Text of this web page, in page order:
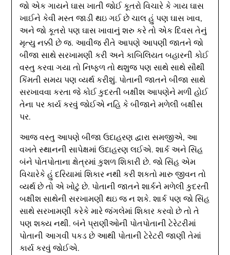
જો એક ગાયને ઘાસ ખાતી જોઈ કૂતરો વિચારે કે ગાય ઘાસ
ખાઈને કેવી મસ્ત જાડી થઇ ગઈ છે ચાલ હું પણ ઘાસ ખાવ,
અને જો કૂતરો પણ ઘાસ ખાવાનું શરુ કરે તો એક દિવસ તેનું
મૃત્યુ નક્કી છે જ. આવીજ રીતે આપણે આપણી જાતને જો
બીજા સાથે સરખામણી કરી અને કાબિલિયત બહારની કોઈ
વસ્તુ કરવા ગયા તો નિષ્ફળ તો થશુજ પણ સાથે સાથે સૌથી
કિંમતી સમય પણ વ્યર્થ કરીશું. પોતાની જાતને બીજા સાથે
સરખાવવા કરતા જે કોઈ કુદરતી બક્ષીશ આપણેને મળી હોઈ
તેના પર કાર્ય કરવું જોઈએ નહિ કે બીજાને મળેલી બક્ષીસ
પર.
આજ વસ્તુ આપણે બીજા ઉદાહરણ દ્વારા સમજીએ, આ
વખતે સ્થાનની સાપેક્ષમાં ઉદાહરણ લઈએ. શાર્ક અને સિંહ
બંને પોતપોતાના ક્ષેત્રમાં કુશળ શિકારી છે. જો સિંહ એમ
વિચારેકે હું દરિયામાં શિકાર નથી કરી શકતો મારુ જીવન તો
વ્યર્થ છે તો એ ખોટું છે. પોતાની જાતને શાર્કને મળેલી કુદરતી
બક્ષીશ સાથેની સરખામણી થઇ જ ન શકે. શાર્ક પણ જો સિંહ
સાથે સરખામણી કરેકે મારે જંગલેમાં શિકાર કરવો છે તો તે
પણ શક્ય નથી. બંને પ્રાણીઓની પોતપોતાની ટેરેટરીમાં
પોતાની આગવી પકડ છે આથી પોતાની ટેરેટરી જાણી તેમાં
કાર્ય કરવું જોઈએ.